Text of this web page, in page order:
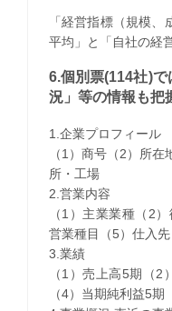
「経営指標（規模
平均」と「自社の経
6.個別票(114社)
況」等の情報も把
1.企業プロフィール
（1）商号（2）所
所・工場
2.営業内容
（1）主業業種（2
営業種目（5）仕入
3.業績
（1）売上高5期（
（4）当期純利益5期